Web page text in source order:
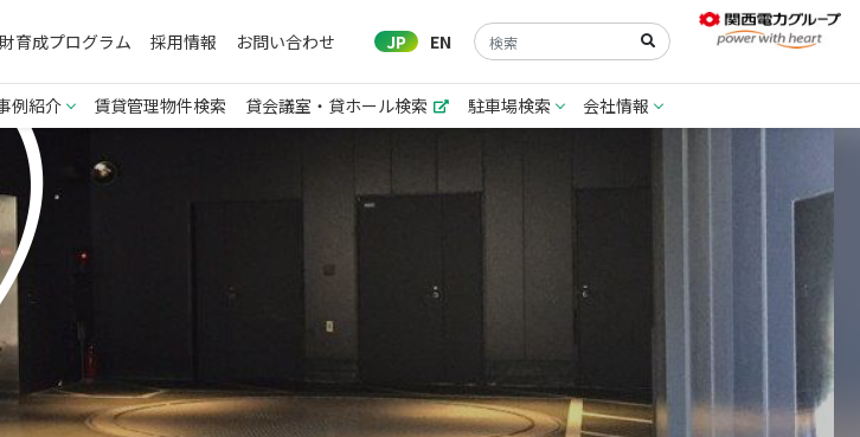
例紹介 賃貸管理物件検索 貸会議室・貸ホール検索 駐車場検索 会社情報
育成プログラム 採用情報 お問い合わせ JP EN